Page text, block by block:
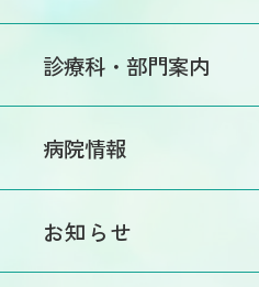
受診希望の方
セカンドオピニオン
について
処方箋・各種書類について
診療費のお支払い
特殊外来
入院手続きのご案内
診療科・部門案内
内科
外科
呼吸器外科
病院情報
院長のご挨拶
病院概要
お知らせ